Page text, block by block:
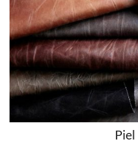
Piel